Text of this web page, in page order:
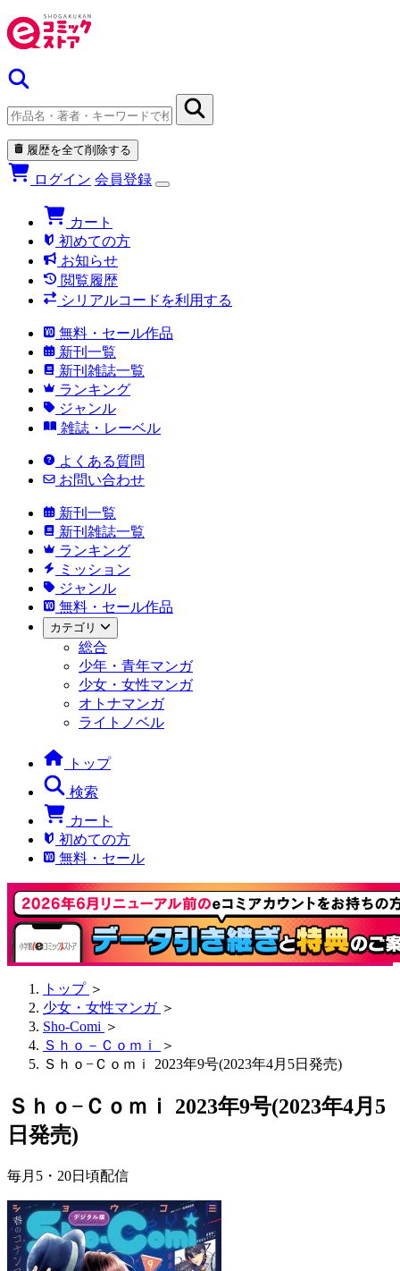
履歴を全て削除する
ログイン 会員登録
カート
初めての方
お知らせ
閲覧履歴
シリアルコードを利用する
無料・セール作品
新刊一覧
新刊雑誌一覧
ランキング
ジャンル
雑誌・レーベル
よくある質問
お問い合わせ
新刊一覧
新刊雑誌一覧
ランキング
ミッション
ジャンル
無料・セール作品
カテゴリ
総合
少年・青年マンガ
少女・女性マンガ
オトナマンガ
ライトノベル
トップ
検索
カート
初めての方
無料・セール
トップ ＞
少女・女性マンガ ＞
Sho-Comi ＞
Ｓｈｏ－Ｃｏｍｉ
＞
Ｓｈｏ−Ｃｏｍｉ 2023年9号(2023年4月5日発売)
Ｓｈｏ−Ｃｏｍｉ 2023年9号(2023年4月5
日発売)
毎月5・20日頃配信